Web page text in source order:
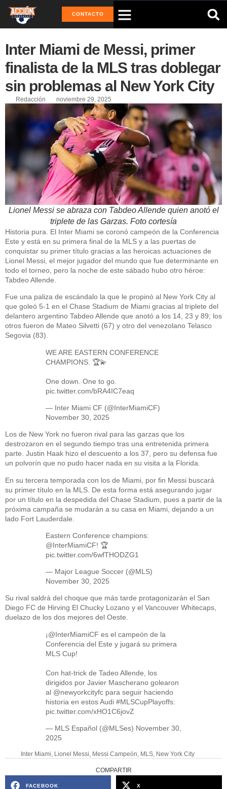
CONTACTO
Inter Miami de Messi, primer
finalista de la MLS tras doblegar
sin problemas al New York City
Redacción noviembre 29, 2025
Lionel Messi se abraza con Tabdeo Allende quien anotó el
triplete de las Garzas. Foto cortesía
Historia pura. El Inter Miami se coronó campeón de la Conferencia
Este y está en su primera final de la MLS y a las puertas de
conquistar su primer título gracias a las heroicas actuaciones de
Lionel Messi, el mejor jugador del mundo que fue determinante en
todo el torneo, pero la noche de este sábado hubo otro héroe:
Tabdeo Allende.
Fue una paliza de escándalo la que le propinó al New York City al
que goleó 5-1 en el Chase Stadium de Miami gracias al triplete del
delantero argentino Tabdeo Allende que anotó a los 14, 23 y 89; los
otros fueron de Mateo Silvetti (67) y otro del venezolano Telasco
Segovia (83).
WE ARE EASTERN CONFERENCE
CHAMPIONS. 🏆💫
One down. One to go.
pic.twitter.com/bRA4IC7eaq
— Inter Miami CF (@InterMiamiCF)
November 30, 2025
Los de New York no fueron rival para las garzas que los
destrozaron en el segundo tiempo tras una entretenida primera
parte. Justin Haak hizo el descuento a los 37, pero su defensa fue
un polvorín que no pudo hacer nada en su visita a la Florida.
En su tercera temporada con los de Miami, por fin Messi buscará
su primer título en la MLS. De esta forma está asegurando jugar
por un título en la despedida del Chase Stadium, pues a partir de la
próxima campaña se mudarán a su casa en Miami, dejando a un
lado Fort Lauderdale.
Eastern Conference champions:
@InterMiamiCF! 🏆
pic.twitter.com/6wfTHODZG1
— Major League Soccer (@MLS)
November 30, 2025
Su rival saldrá del choque que más tarde protagonizarán el San
Diego FC de Hirving El Chucky Lozano y el Vancouver Whitecaps,
duelazo de los dos mejores del Oeste.
¡@InterMiamiCF es el campeón de la
Conferencia del Este y jugará su primera
MLS Cup!
Con hat-trick de Tadeo Allende, los
dirigidos por Javier Mascherano golearon
al @newyorkcityfc para seguir haciendo
historia en estos Audi #MLSCupPlayoffs:
pic.twitter.com/xHO1C6jovZ
— MLS Español (@MLSes) November 30,
2025
Inter Miami, Lionel Messi, Messi Campeón, MLS, New York City
COMPARTIR
FACEBOOK X